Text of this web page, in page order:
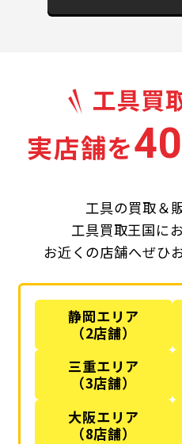
実店舗を40
工具の買取＆
工具買取王国に
お近くの店舗へぜひ
静岡エリア
（2店舗）
三重エリア
（3店舗）
大阪エリア
（8店舗）